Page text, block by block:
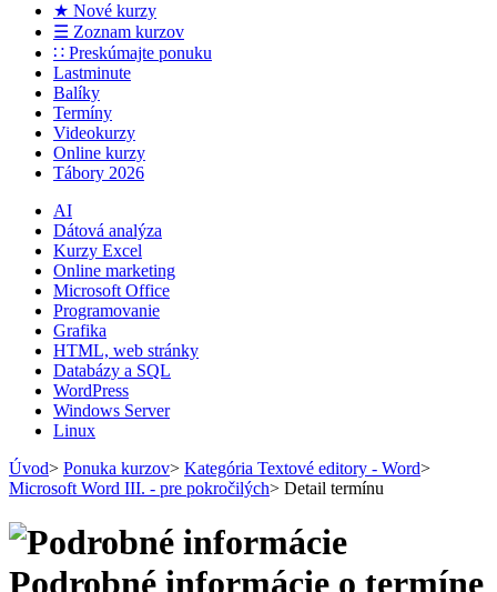
★ Nové kurzy
☰ Zoznam kurzov
∷ Preskúmajte ponuku
Lastminute
Balíky
Termíny
Videokurzy
Online kurzy
Tábory 2026
AI
Dátová analýza
Kurzy Excel
Online marketing
Microsoft Office
Programovanie
Grafika
HTML, web stránky
Databázy a SQL
WordPress
Windows Server
Linux
Úvod> Ponuka kurzov> Kategória Textové editory - Word>
Microsoft Word III. - pre pokročilých> Detail termínu
Podrobné informácie o termíne